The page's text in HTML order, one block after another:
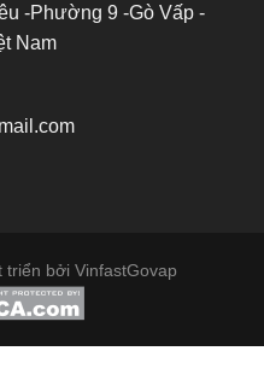
-Phường 9 -Gò Vấp -
Nam
triển bởi VinfastGovap